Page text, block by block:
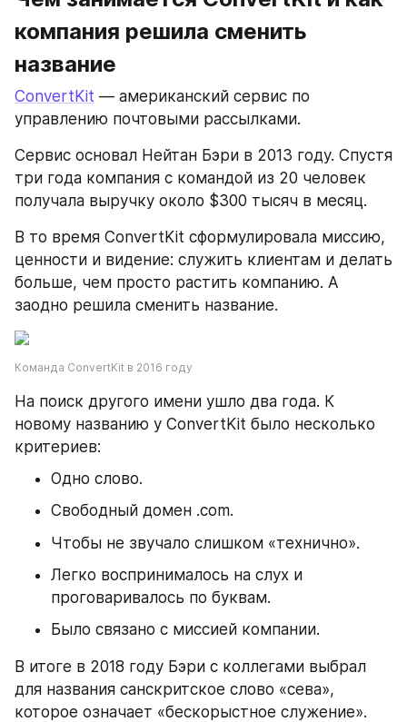
компания решила сменить
название
ConvertKit — американский сервис по
управлению почтовыми рассылками.
Сервис основал Нейтан Бэри в 2013 году. Спустя
три года компания с командой из 20 человек
получала выручку около $300 тысяч в месяц.
В то время ConvertKit сформулировала миссию,
ценности и видение: служить клиентам и делать
больше, чем просто растить компанию. А
заодно решила сменить название.
Команда ConvertKit в 2016 году
На поиск другого имени ушло два года. К
новому названию у ConvertKit было несколько
критериев:
Одно слово.
Свободный домен .com.
Чтобы не звучало слишком «технично».
Легко воспринималось на слух и
проговаривалось по буквам.
Было связано с миссией компании.
В итоге в 2018 году Бэри с коллегами выбрал
для названия санскритское слово «сева»,
которое означает «бескорыстное служение».